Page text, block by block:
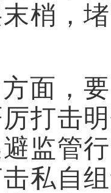
梢，
面，
打击
监管
私自